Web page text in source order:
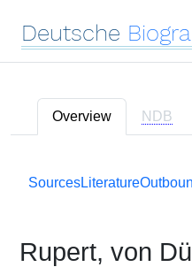
Deutsche
Overview NDB
SourcesLiterature
Rupert, von